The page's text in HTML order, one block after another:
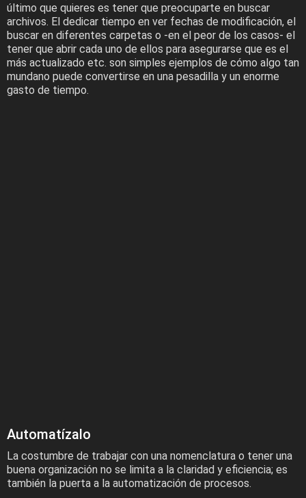
último que quieres es tener que preocuparte en buscar
archivos. El dedicar tiempo en ver fechas de modificación, el
buscar en diferentes carpetas o -en el peor de los casos- el
tener que abrir cada uno de ellos para asegurarse que es el
más actualizado etc. son simples ejemplos de cómo algo tan
mundano puede convertirse en una pesadilla y un enorme
gasto de tiempo.
Automatízalo
La costumbre de trabajar con una nomenclatura o tener una
buena organización no se limita a la claridad y eficiencia; es
también la puerta a la automatización de procesos.